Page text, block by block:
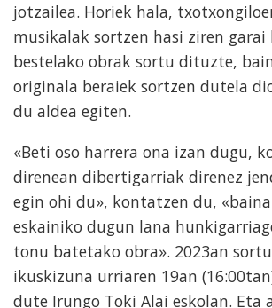
jotzailea. Horiek hala,
musikalak sortzen hasi ziren garai
bestelako obrak sortu dituzte,
originala beraiek sortzen dutela
du aldea egiten.
«Beti oso harrera ona izan dugu,
direnean dibertigarriak direnez
egin ohi du», kontatzen du,
eskainiko dugun lana
tonu batetako obra». 2023an
ikuskizuna urriaren 19an
dute Irungo Toki Alai eskolan. Eta